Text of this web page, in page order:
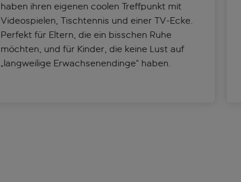
haben ihren eigenen coolen Treffpunkt mit
Videospielen, Tischtennis und einer TV-Ecke.
Perfekt für Eltern, die ein bisschen Ruhe
möchten, und für Kinder, die keine Lust auf
„langweilige Erwachsenendinge“ haben.